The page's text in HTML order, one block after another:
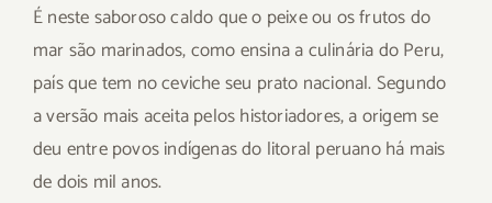
É neste saboroso caldo que o peixe ou os frutos do
mar são marinados, como ensina a culinária do Peru,
país que tem no ceviche seu prato nacional. Segundo
a versão mais aceita pelos historiadores, a origem se
deu entre povos indígenas do litoral peruano há mais
de dois mil anos.